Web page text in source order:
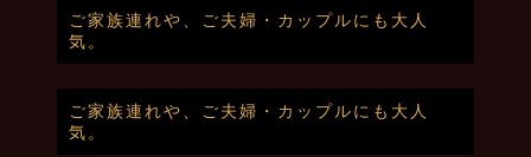
ご家族連れや、ご夫婦・カップルにも大人
気。
ご家族連れや、ご夫婦・カップルにも大人
気。